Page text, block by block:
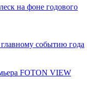
на фоне годового
событию года
FOTON VIEW